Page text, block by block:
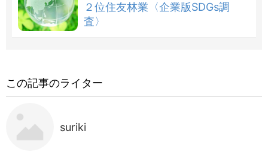
２位住友林業〈企業版SDGs調
査〉
この記事のライター
suriki